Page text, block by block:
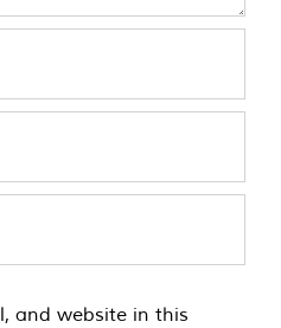
and website in this